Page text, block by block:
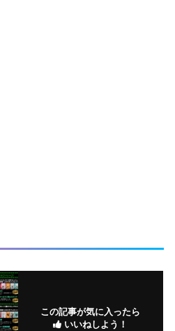
この記事が気に入ったら
いいねしよう！